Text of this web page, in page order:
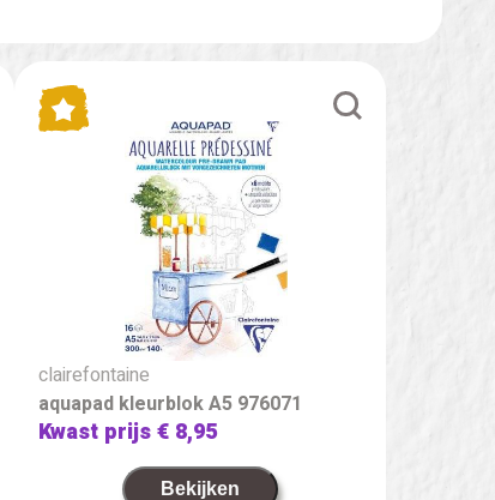
clairefontaine
aquapad kleurblok A5 976071
Kwast prijs€ 8,95
Bekijken